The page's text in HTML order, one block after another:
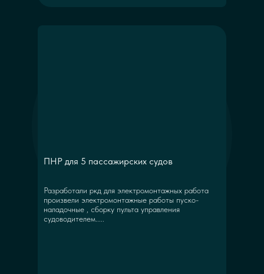
Разработали ркд для электромонтажных работа
произвели электромонтажные работы пуско-
наладочные , сборку пульта управления
судоводителем.....
ПНР для 5 пассажирских судов